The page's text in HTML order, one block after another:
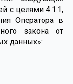
с целями 4.1.1,
Оператора в
закона от
данных»: